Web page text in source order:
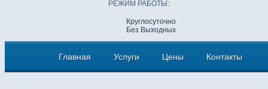
РЕЖИМ РАБОТЫ:
Круглосуточно
Без Выходных
Главная Услуги Цены Контакты